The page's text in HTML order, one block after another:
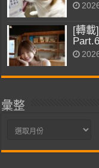
[轉載
彙整
彙